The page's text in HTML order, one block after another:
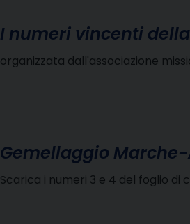
I numeri vincenti
organizzata dall'associazione
Gemellaggio
Scarica i numeri 3 e 4 del foglio di